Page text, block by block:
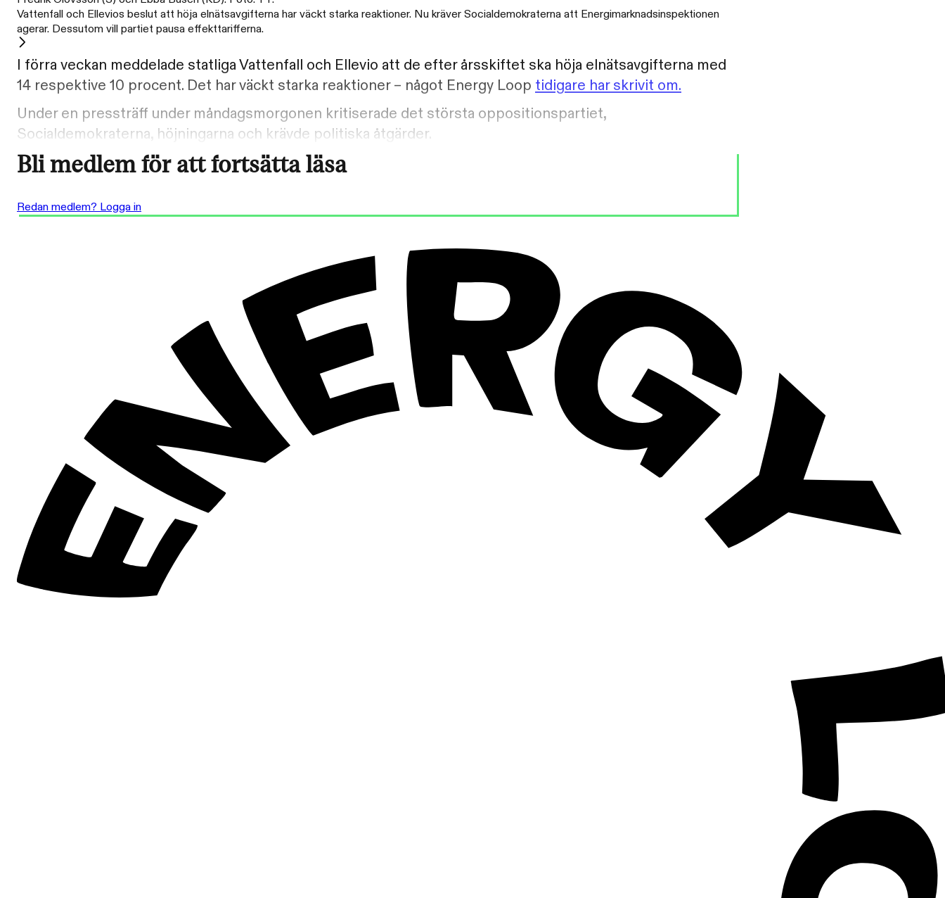
Vattenfall och Ellevios beslut att höja elnätsavgifterna har väckt starka reaktioner. Nu kräver Socialdemokraterna att Energimarknadsinspektionen
agerar. Dessutom vill partiet pausa effekttarifferna.
I förra veckan meddelade statliga Vattenfall och Ellevio att de efter årsskiftet ska höja elnätsavgifterna med
14 respektive 10 procent. Det har väckt starka reaktioner – något Energy Loop tidigare har skrivit om.
Under en pressträff under måndagsmorgonen kritiserade det största oppositionspartiet,
Socialdemokraterna, höjningarna och krävde politiska åtgärder.
Bli medlem för att fortsätta läsa
Redan medlem? Logga in